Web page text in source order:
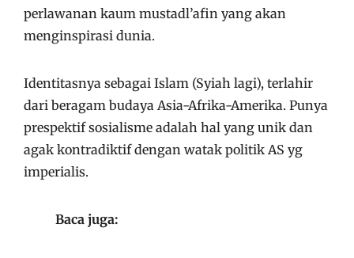
perlawanan kaum mustadl’afin yang akan
menginspirasi dunia.
Identitasnya sebagai Islam (Syiah lagi), terlahir
dari beragam budaya Asia-Afrika-Amerika. Punya
prespektif sosialisme adalah hal yang unik dan
agak kontradiktif dengan watak politik AS yg
imperialis.
Baca juga: